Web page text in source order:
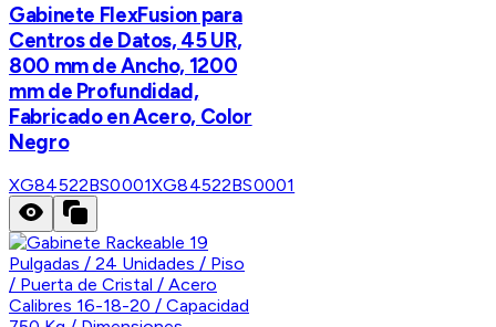
Gabinete FlexFusion para
Centros de Datos, 45 UR,
800 mm de Ancho, 1200
mm de Profundidad,
Fabricado en Acero, Color
Negro
XG84522BS0001XG84522BS0001